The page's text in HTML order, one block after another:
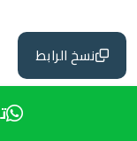
نسخ الرابط